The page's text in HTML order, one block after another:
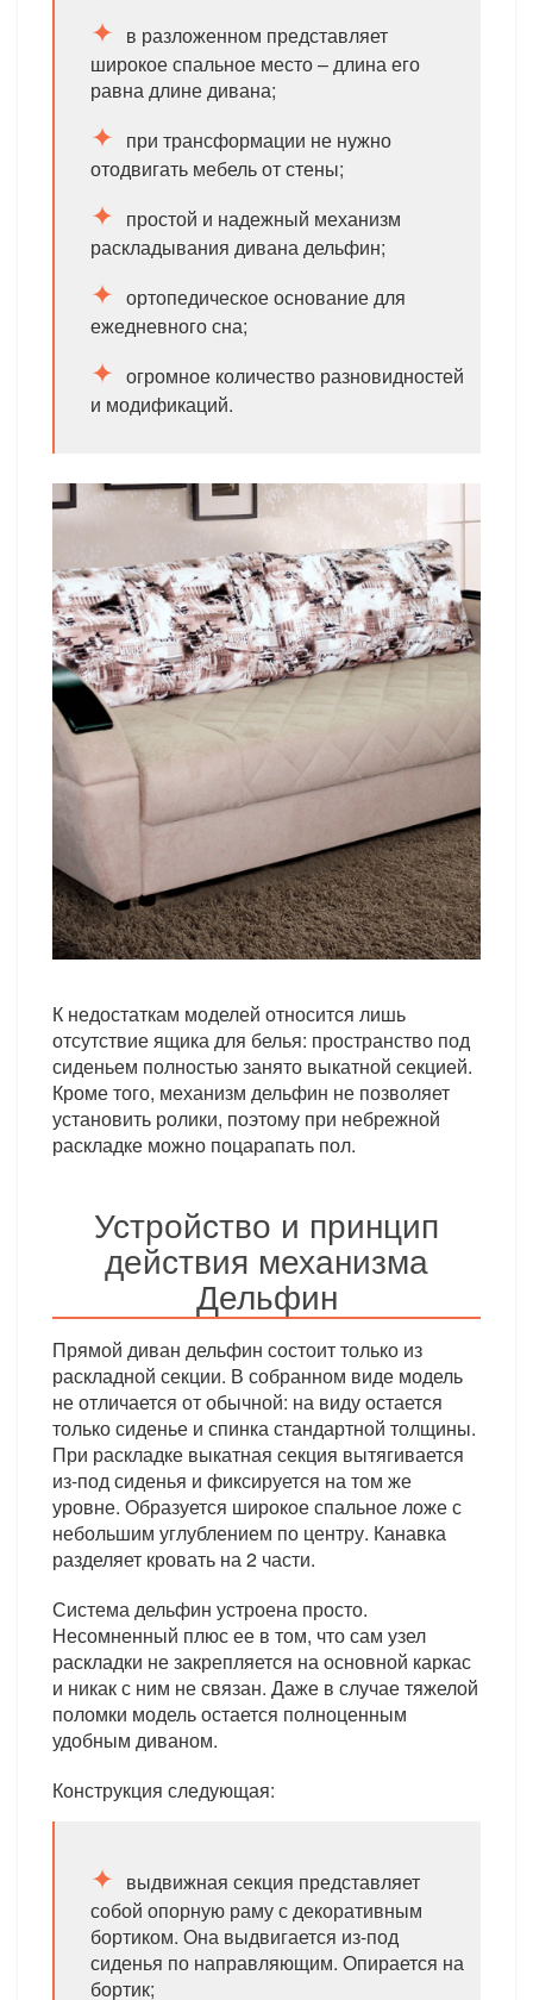
в разложенном представляет
широкое спальное место – длина его
равна длине дивана;
при трансформации не нужно
отодвигать мебель от стены;
простой и надежный механизм
раскладывания дивана дельфин;
ортопедическое основание для
ежедневного сна;
огромное количество разновидностей
и модификаций.
К недостаткам моделей относится лишь
отсутствие ящика для белья: пространство под
сиденьем полностью занято выкатной секцией.
Кроме того, механизм дельфин не позволяет
установить ролики, поэтому при небрежной
раскладке можно поцарапать пол.
Устройство и принцип
действия механизма
Дельфин
Прямой диван дельфин состоит только из
раскладной секции. В собранном виде модель
не отличается от обычной: на виду остается
только сиденье и спинка стандартной толщины.
При раскладке выкатная секция вытягивается
из-под сиденья и фиксируется на том же
уровне. Образуется широкое спальное ложе с
небольшим углублением по центру. Канавка
разделяет кровать на 2 части.
Система дельфин устроена просто.
Несомненный плюс ее в том, что сам узел
раскладки не закрепляется на основной каркас
и никак с ним не связан. Даже в случае тяжелой
поломки модель остается полноценным
удобным диваном.
Конструкция следующая:
выдвижная секция представляет
собой опорную раму с декоративным
бортиком. Она выдвигается из-под
сиденья по направляющим. Опирается на
бортик;